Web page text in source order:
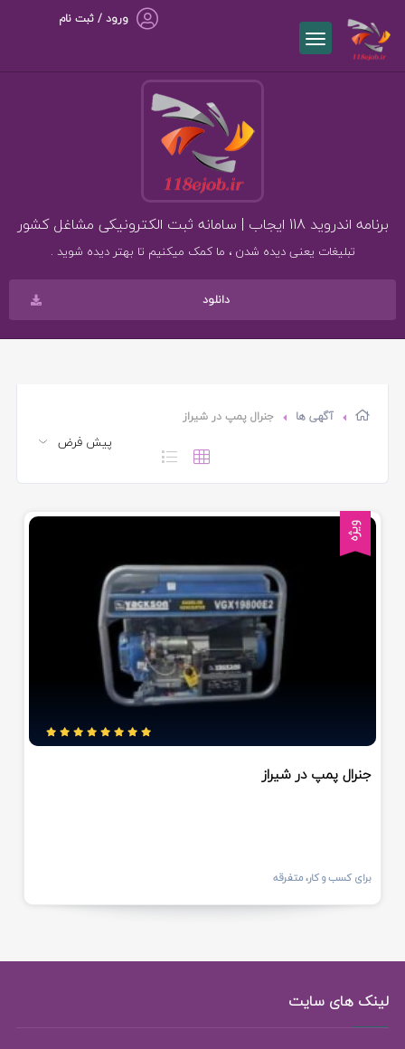
ورود / ثبت نام
برنامه اندروید 118 ایجاب | سامانه ثبت الکترونیکی مشاغل کشور
تبلیغات یعنی دیده شدن ، ما کمک میکنیم تا بهتر دیده شوید .
دانلود
آگهی ها جنرال پمپ در شیراز
ویژه
جنرال پمپ در شیراز
برای کسب و کار، متفرقه
لینک های سایت